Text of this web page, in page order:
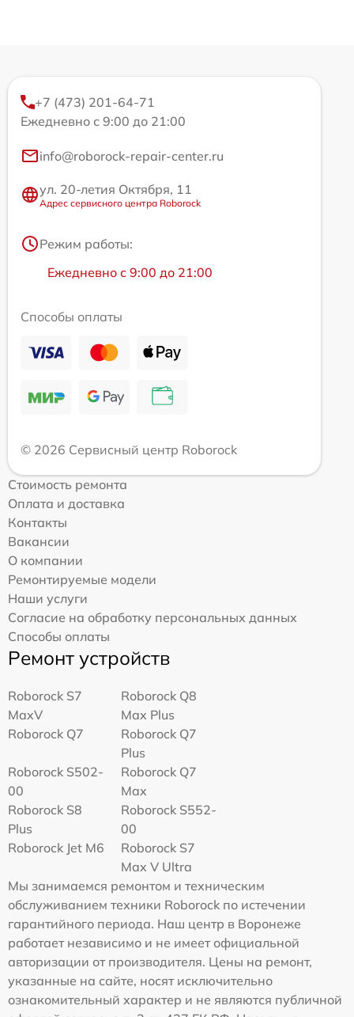
+7 (473) 201-64-71
Ежедневно с 9:00 до 21:00
info@roborock-repair-center.ru
ул. 20-летия Октября, 11
Адрес сервисного центра Roborock
Режим работы:
Ежедневно с 9:00 до 21:00
Способы оплаты
© 2026 Сервисный центр Roborock
Стоимость ремонта
Оплата и доставка
Контакты
Вакансии
О компании
Ремонтируемые модели
Наши услуги
Согласие на обработку персональных данных
Способы оплаты
Ремонт устройств
Roborock S7
MaxV
Roborock Q8
Max Plus
Roborock Q7
Roborock Q7
Plus
Roborock S502-
00
Roborock Q7
Max
Roborock S8
Plus
Roborock S552-
00
Roborock Jet M6
Roborock S7
Max V Ultra
Мы занимаемся ремонтом и техническим
обслуживанием техники Roborock по истечении
гарантийного периода. Наш центр в Воронеже
работает независимо и не имеет официальной
авторизации от производителя. Цены на ремонт,
указанные на сайте, носят исключительно
ознакомительный характер и не являются публичной